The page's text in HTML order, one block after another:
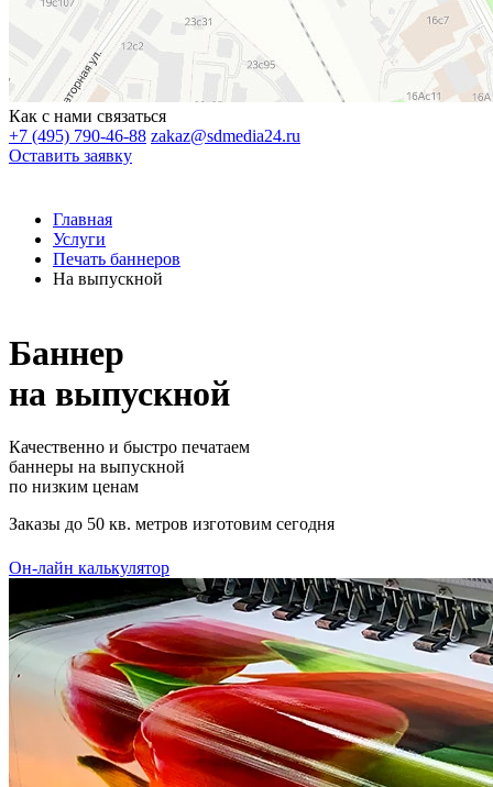
Как с нами связаться
+7 (495) 790-46-88 zakaz@sdmedia24.ru
Оставить заявку
Главная
Услуги
Печать баннеров
На выпускной
Баннер
на выпускной
Качественно и быстро печатаем
баннеры на выпускной
по низким ценам
Заказы до 50 кв. метров изготовим сегодня
Он-лайн калькулятор